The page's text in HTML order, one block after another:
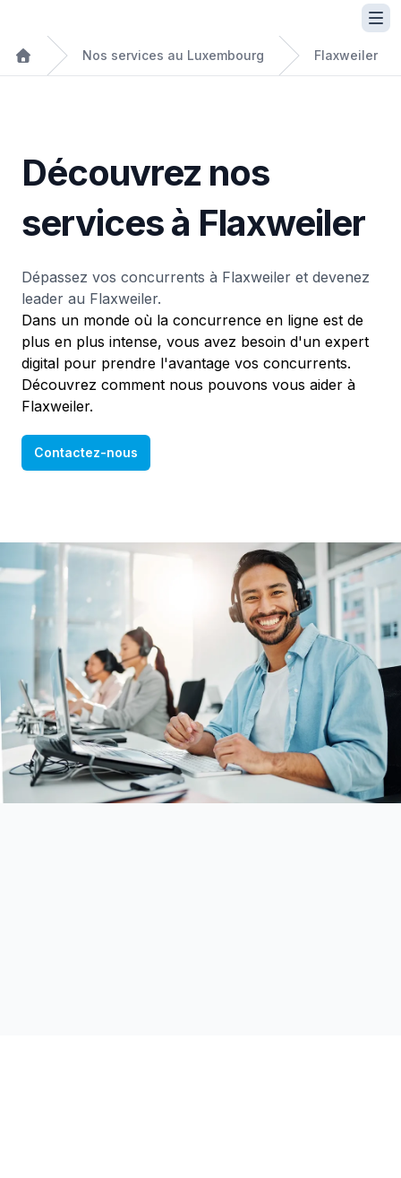
Nos services au Luxembourg Flaxweiler
Découvrez nos
services à Flaxweiler
Dépassez vos concurrents à Flaxweiler et devenez
leader au Flaxweiler.
Dans un monde où la concurrence en ligne est de
plus en plus intense, vous avez besoin d'un expert
digital pour prendre l'avantage vos concurrents.
Découvrez comment nous pouvons vous aider à
Flaxweiler.
Contactez-nous